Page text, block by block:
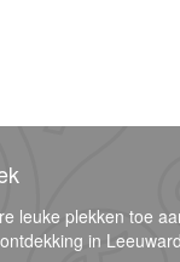
leuke plekken toe
in